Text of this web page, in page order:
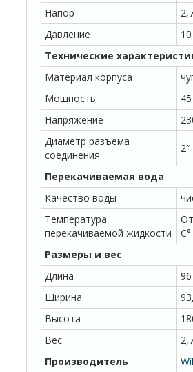
Напор
Давление
Технические
Материал корпуса
Мощность
Напряжение
Диаметр разъема
соединения
2″
Перекачиваемая вода
Качество воды
Температура
перекачиваемой жидкости
Размеры и вес
Длина
Ширина
Высота
Вес
Производитель